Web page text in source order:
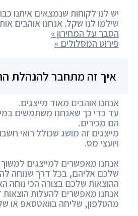
יש לנו לקוחות שנמצאים איתנו
שילמו לנו שקל. אנחנו אוהבים
הסבר על המחירון »
פירוט המסלולים »
איך זה מתחבר להנהלת
אנחנו אוהבים מאוד מייצגים.
עד כדי כך שאנחנו משתמשים
הם מכירים.
מייצגים זה מושג שכולל רואי
ויועצי מס.
אנחנו מאפשרים למייצגים
שלכם אליהם, בכל דרך שנוחה
ההוצאות שלכם בצורה הכי נוחה
אנחנו מאפשרים להעלות
מהטלפון, שליחה בוואטסאפ או